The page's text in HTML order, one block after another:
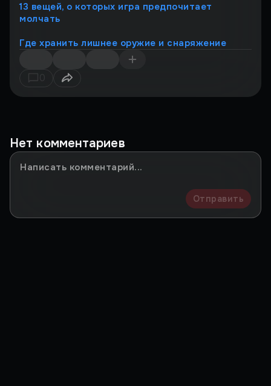
13 вещей, о которых игра предпочитает
молчать
Где хранить лишнее оружие и снаряжение
0
Нет комментариев
Отправить